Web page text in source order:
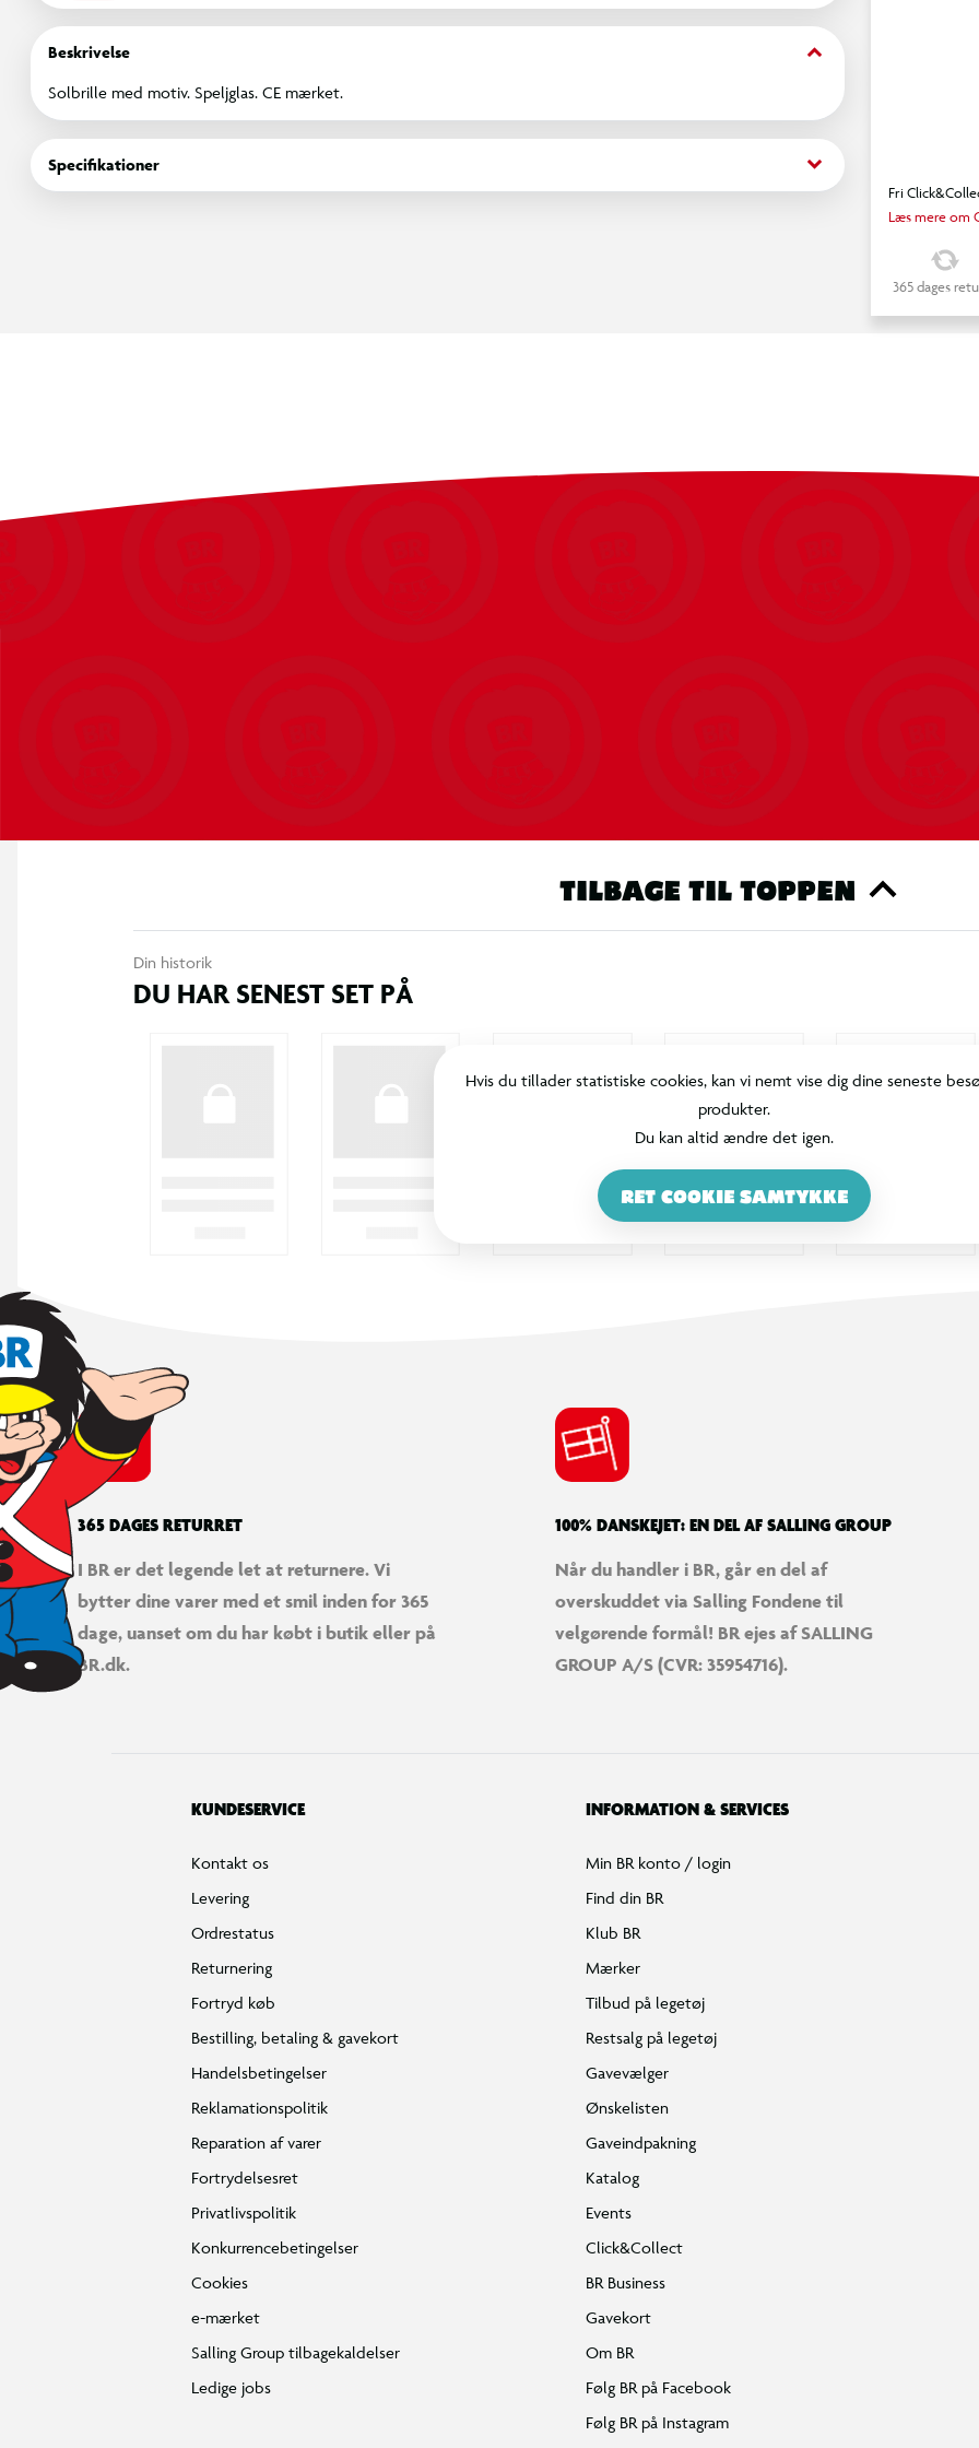
Beskrivelse keyboard_arrow_down
Solbrille med motiv. Speljglas. CE mærket.
Specifikationer keyboard_arrow_down
Fri
Læs mere om
365 dages
TILBAGE TIL TOPPEN
Din historik
DU HAR SENEST SET PÅ
Hvis du tillader statistiske cookies, kan vi nemt vise dig dine seneste
produkter.
Du kan altid ændre det igen.
RET COOKIE SAMTYKKE
365 DAGES RETURRET
I BR er det legende let at returnere. Vi
bytter dine varer med et smil inden for 365
dage, uanset om du har købt i butik eller på
BR.dk.
100% DANSKEJET: EN DEL AF SALLING GROUP
Når du handler i BR, går en del af
overskuddet via Salling Fondene til
velgørende formål! BR ejes af SALLING
GROUP A/S (CVR: 35954716).
KUNDESERVICE
Kontakt os
Levering
Ordrestatus
Returnering
Fortryd køb
Bestilling, betaling & gavekort
Handelsbetingelser
Reklamationspolitik
Reparation af varer
Fortrydelsesret
Privatlivspolitik
Konkurrencebetingelser
Cookies
e-mærket
Salling Group tilbagekaldelser
Ledige jobs
INFORMATION & SERVICES
Min BR konto / login
Find din BR
Klub BR
Mærker
Tilbud på legetøj
Restsalg på legetøj
Gavevælger
Ønskelisten
Gaveindpakning
Katalog
Events
Click&Collect
BR Business
Gavekort
Om BR
Følg BR på Facebook
Følg BR på Instagram